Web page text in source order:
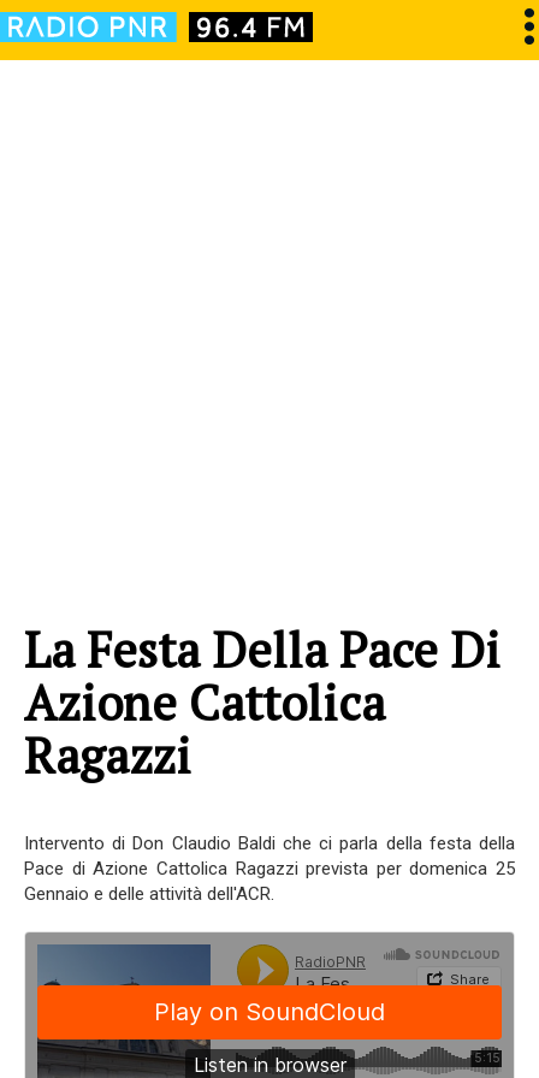
La Festa Della Pace Di
Azione Cattolica
Ragazzi
Intervento di Don Claudio Baldi che ci parla della festa della
Pace di Azione Cattolica Ragazzi prevista per domenica 25
Gennaio e delle attività dell'ACR.